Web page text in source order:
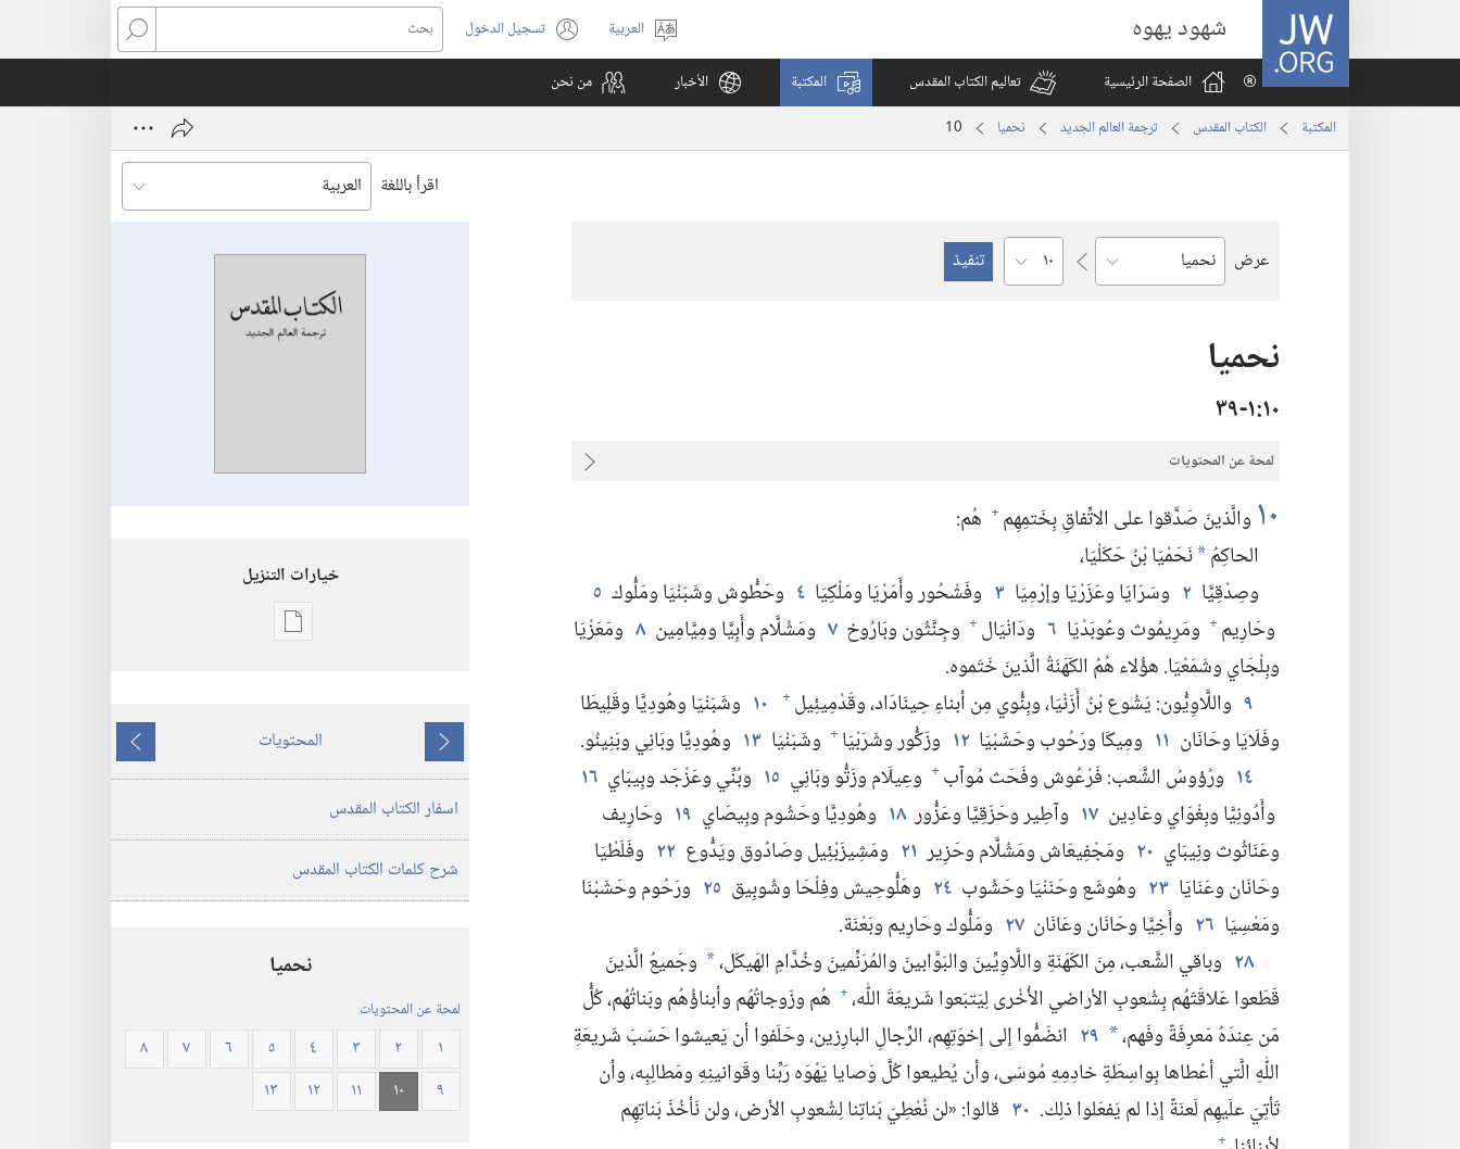
JW.ORG شهود يهوه
اختر
اللغة
العربية تسجيل الدخول
(يفتح
نافذة
بحث
الصفحة الرئيسية
تعاليم الكتاب المقدس المكتبة الأخبار من نحن
المكتبة الكتاب المقدس ترجمة العالم الجديد نحميا 10
اقرأ باللغة
عرض
السفر
الفصل
نحميا
١٠‏:‏١‏-٣٩
لمحة عن المحتويات
١٠ والَّذينَ صَدَّقوا على الاتِّفاقِ بِخَتمِهِم + هُم:‏
الحاكِمُ *نَحَمْيَا بْنُ حَكَلْيَا،‏
وصِدْقِيَّا ٢ وسَرَايَا وعَزَرْيَا وإرْمِيَا ٣ وفَشْحُور وأَمَرْيَا ومَلْكِيَا ٤ وحَطُّوش وشَبَنْيَا ومَلُّوك ٥
وحَارِيم + ومَرِيمُوث وعُوبَدْيَا ٦ ودَانْيَال + وجِنَّثُون وبَارُوخ ٧ ومَشُلَّام وأَبِيَّا ومِيَّامِين ٨ ومَعَزْيَا
وبِلْجَاي وشَمَعْيَا.‏ هؤُلاء هُمُ الكَهَنَةُ الَّذينَ خَتَموه.‏
٩ واللَّاوِيُّون:‏ يَشُوع بْنُ أَزَنْيَا،‏ وبِنُّوي مِن أبناءِ حِينَادَاد،‏ وقَدْمِيئِيل + ١٠ وشَبَنْيَا وهُودِيَّا وقَلِيطَا
وفَلَايَا وحَانَان ١١ ومِيكَا ورَحُوب وحَشَبْيَا ١٢ وزَكُّور وشَرَبْيَا + وشَبَنْيَا ١٣ وهُودِيَّا وبَانِي وبَنِينُو.‏
١٤ ورُؤوسُ الشَّعب:‏ فَرْعُوش وفَحَث مُوآب + وعِيلَام وزَتُّو وبَانِي ١٥ وبُنِّي وعَزْجَد وبِيبَاي ١٦
وأَدُونِيَّا وبِغْوَاي وعَادِين ١٧ وآطِير وحَزَقِيَّا وعَزُّور ١٨ وهُودِيَّا وحَشُوم وبِيصَاي ١٩ وحَارِيف
وعَنَاثُوث ونِيبَاي ٢٠ ومَجْفِيعَاش ومَشُلَّام وحَزِير ٢١ ومَشِيزَبْئِيل وصَادُوق ويَدُّوع ٢٢ وفَلَطْيَا
وحَانَان وعَنَايَا ٢٣ وهُوشَع وحَنَنْيَا وحَشُوب ٢٤ وهَلُّوحِيش وفِلْحَا وشُوبِيق ٢٥ ورَحُوم وحَشَبْنَا
ومَعْسِيَا ٢٦ وأَخِيَّا وحَانَان وعَانَان ٢٧ ومَلُّوك وحَارِيم وبَعْنَة.‏
٢٨ وباقي الشَّعب،‏ مِنَ الكَهَنَةِ واللَّاوِيِّينَ والبَوَّابينَ والمُرَنِّمينَ وخُدَّامِ الهَيكَل،‏* وجَميعُ الَّذينَ
قَطَعوا عَلاقَتَهُم بِشُعوبِ الأراضي الأُخْرى لِيَتبَعوا شَريعَةَ اللّٰه،‏+ هُم وزَوجاتُهُم وأبناؤُهُم وبَناتُهُم،‏ كُلُّ
مَن عِندَهُ مَعرِفَةٌ وفَهم،‏* ٢٩ انضَمُّوا إلى إخوَتِهِم،‏ الرِّجالِ البارِزين،‏ وحَلَفوا أن يَعيشوا حَسَبَ شَريعَةِ
اللّٰهِ الَّتي أعْطاها بِواسِطَةِ خادِمِهِ مُوسَى،‏ وأن يُطيعوا كُلَّ وَصايا يَهْوَه رَبِّنا وقَوانينِهِ ومَطالِبِه،‏ وأن
تَأتِيَ علَيهِم لَعنَةٌ إذا لم يَفعَلوا ذلِك.‏ ٣٠ قالوا:‏ «لن نُعْطِيَ بَناتِنا لِشُعوبِ الأرض،‏ ولن نَأخُذَ بَناتِهِم
+
خيارات التنزيل
خيارات
العالم
الجديد
المقدس
المنقحة
ما
يسبق
المحتويات
ما
يلي
اسفار الكتاب المقدس
شرح كلمات الكتاب المقدس
نحميا
لمحة عن المحتويات
١ ٢ ٣ ٤ ٥ ٦ ٧
٨
٩
١٠ ١١ ١٢ ١٣